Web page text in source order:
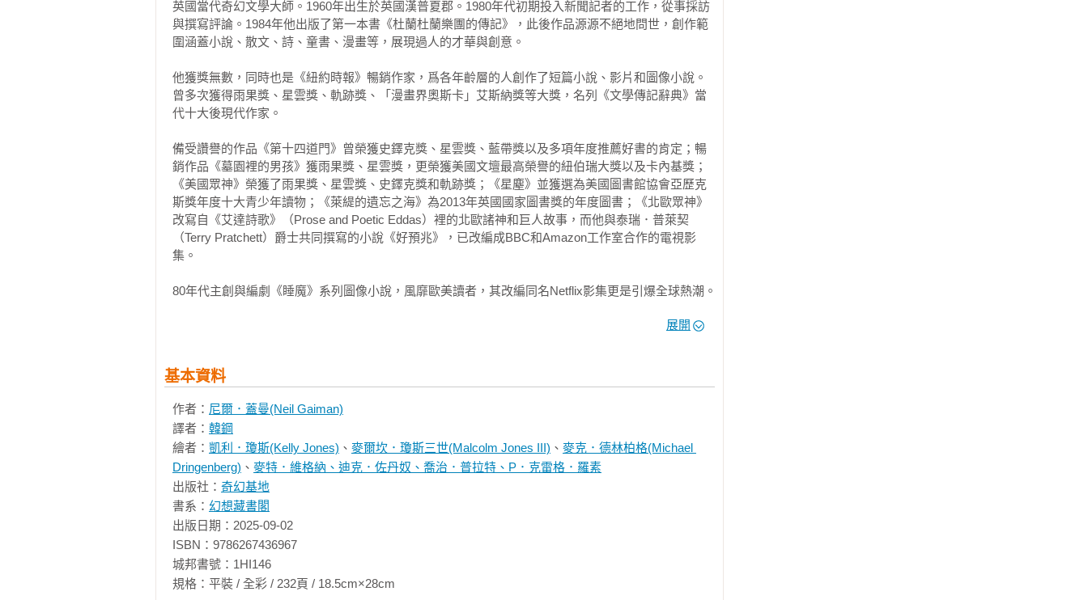
心想：哇！這可以用來寫故事！甚至有一天，那些惡夢突然不再來了，他開玩笑說：可能是惡夢也對
他的熱情感到害怕。
這個角色的設計也很神奇，畫家 Mike Dringenberg 畫的草圖是以他朋友——一位住在鹽湖城的歌德女
孩為原型，對方完全不知道自己被畫進漫畫裡，三年後才意外發現自己是死亡本人。
而《睡魔》初期其實是跟 DC 超級英雄世界有連動的，像是約翰．康斯坦丁、火星獵人都曾登場，但
蓋曼後來受不了別人改動角色背景，於是決定讓《睡魔》脫離共享宇宙，只專注於自己的神話與文學
系統，結果反而成就了這部作品的獨立與深度。導讀——Comic名作復活
你知道嗎？《睡魔》的誕生其實是個意外。
原本尼爾．蓋曼想寫的是另一位 DC 宇宙裡的神祕角色「魅影陌客」，但提案被拒絕後，編輯突然
就是這句話，讓蓋曼完全拋棄傳統英雄設定，腦海中浮現的畫面是一個蒼白瘦弱的男人，赤裸地被囚
他為什麼選漫畫這個媒介？不是因為喜歡漫畫而已，而是因為他覺得小說像是一片已被開墾過的田
想成為那個第一個砍草開路的人。
《睡魔》整個故事的發想，都來自「夢」這個詞的多重意義：
睡夢中的夢。
人生的夢想。
還有我們用來理解世界的故事。
這些概念，讓他可以自由穿梭在不同層次的幻想之間，你以為恐怖漫畫都是想像出來的？其實《睡
魔》很多驚悚畫面都來自蓋曼的惡夢。他從小常常夢到可怕的事，但創作《睡魔》之後，每次夢到噩
夢，他都會興奮地跳起來記下來。
英國當代奇幻文學大師。1960年出生於英國漢普夏郡。1980年代初期投入新聞記者的工作，從事採訪
與撰寫評論。1984年他出版了第一本書《杜蘭杜蘭樂團的傳記》，此後作品源源不絕地問世，創作範
圍涵蓋小說、散文、詩、童書、漫畫等，展現過人的才華與創意。
他獲獎無數，同時也是《紐約時報》暢銷作家，爲各年齡層的人創作了短篇小說、影片和圖像小說。
曾多次獲得雨果獎、星雲獎、軌跡獎、「漫畫界奧斯卡」艾斯納獎等大獎，名列《文學傳記辭典》當
代十大後現代作家。
備受讚譽的作品《第十四道門》曾榮獲史鐸克獎、星雲獎、藍帶獎以及多項年度推薦好書的肯定；暢
銷作品《墓園裡的男孩》獲雨果獎、星雲獎，更榮獲美國文壇最高榮譽的紐伯瑞大獎以及卡內基獎；
《美國眾神》榮獲了雨果獎、星雲獎、史鐸克獎和軌跡獎；《星塵》並獲選為美國圖書館協會亞歷克
斯獎年度十大青少年讀物；《萊緹的遺忘之海》為2013年英國國家圖書獎的年度圖書；《北歐眾神》
改寫自《艾達詩歌》（Prose and Poetic Eddas）裡的北歐諸神和巨人故事，而他與泰瑞．普萊契
（Terry Pratchett）爵士共同撰寫的小說《好預兆》，已改編成BBC和Amazon工作室合作的電視影
集。
80年代主創與編劇《睡魔》系列圖像小說，風靡歐美讀者，其改編同名Netflix影集更是引爆全球熱潮。
作，奇幻文學大師尼爾‧蓋曼最知名經典美漫代表作】》《睡魔7：浮生若寄（三十周年典藏封面紀念
《睡魔5：一場遊戲一場夢（三十周年典藏封面紀念版）【全球Netflix TOP 1 人氣影集同名原作，奇幻
文學大師尼爾‧蓋曼最知名經典美漫代表作】》《睡魔2：玩偶之家（三十周年典藏封面紀念版）【全
球Netflix TOP 1 人氣影集同名原作，奇幻文學大師尼爾‧蓋曼最知名經典美漫代表作】》《睡魔3：夢
之國度（三十周年典藏封面紀念版）【全球Netflix TOP 1 人氣影集同名原作，奇幻文學大師尼爾‧蓋
曼最知名經典美漫代表作】》《睡魔1：前奏與夜曲（三十周年典藏封面紀念版）【全球Netflix TOP 1
人氣影集同名原作，奇幻文學大師尼爾‧蓋曼最知名經典美漫代表作，首集Netflix影視書衣版】》
展開
基本資料
作者： 尼爾．蓋曼(Neil Gaiman)
譯者： 韓鋼
繪者： 凱利．瓊斯(Kelly Jones) 、 麥爾坎．瓊斯三世(Malcolm Jones III) 、 麥克．德林柏格(Michael
Dringenberg) 、 麥特．維格納、迪克．佐丹奴、喬治．普拉特、P．克雷格．羅素
出版社： 奇幻基地
書系： 幻想藏書閣
出版日期：2025-09-02
ISBN：9786267436967
城邦書號：1HI146
規格：平裝 / 全彩 / 232頁 / 18.5cm×28cm